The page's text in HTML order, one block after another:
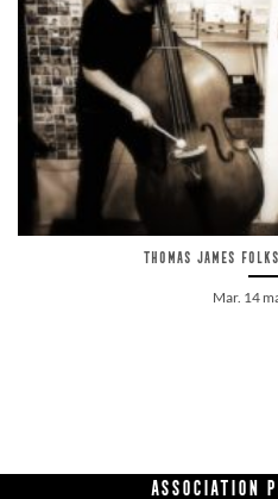
Thomas James
Mar. 14
Association